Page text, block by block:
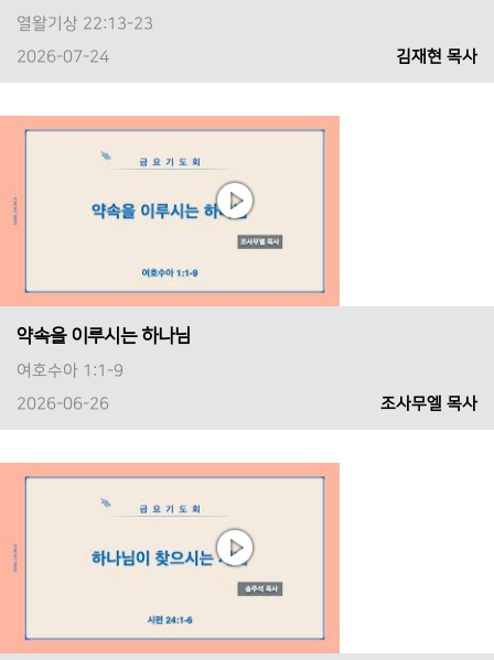
열왈기상 22:13-23
2026-07-24
김재현 목사
약속을 이루시는 하나님
여호수아 1:1-9
2026-06-26
조사무엘 목사